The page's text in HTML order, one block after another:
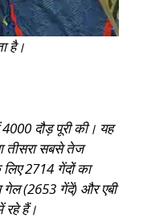
है।
दौड़ पूरी की। यह
तीसरा सबसे तेज
2714 गेंदों का
गेल (2653 गेंदें) और एबी
रहे हैं।